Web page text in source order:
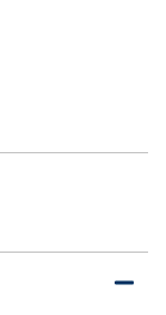
開
閉